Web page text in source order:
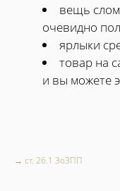
вещь
очевидно
ярлыки
товар на
и вы можете
→ ст. 26.1 ЗоЗПП